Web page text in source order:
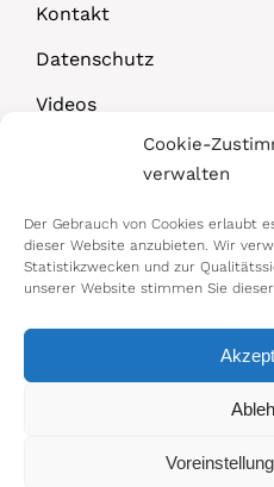
Cookie-
verwalten
Der Gebrauch von Cookies erlaubt
dieser Website anzubieten. Wir
Statistikzwecken und zur
unserer Website stimmen Sie
Kontakt
Datenschutz
Videos
© 2026